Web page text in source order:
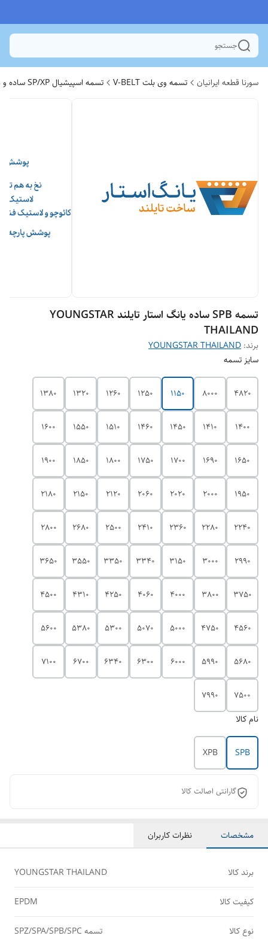
جستجو
سورنا قطعه ایرانیان تسمه وی بلت V-BELT تسمه اسپیشیال SP/XP ساده و دنده ای
تسمه SPB ساده یانگ استار تایلند YOUNGSTAR
THAILAND
برند: YOUNGSTAR THAILAND
سایز تسمه
4820
8000
1150
1250
1260
1320
1380
1400
1410
1450
1460
1510
1550
1600
1650
1690
1700
1750
1800
1850
1900
1950
2000
2020
2060
2120
2150
2180
2240
2280
2360
2410
2500
2680
2800
2990
3000
3150
3340
3350
3550
3650
3750
3800
4000
4060
4250
4310
4500
4560
4750
5000
5070
5300
5380
5600
5680
5990
6000
6300
6340
6700
7100
7500
7990
نام کالا
SPB
XPB
گارانتی اصالت کالا
مشخصات نظرات کاربران
برند کالا YOUNGSTAR THAILAND
کیفیت کالا EPDM
نوع کالا تسمه SPZ/SPA/SPB/SPC